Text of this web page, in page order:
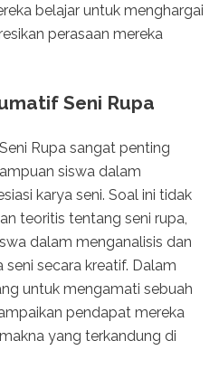
belajar untuk menghargai
perasaan mereka
Seni Rupa
Rupa sangat penting
siswa dalam
karya seni. Soal ini tidak
teoritis tentang seni rupa,
dalam menganalisis dan
secara kreatif. Dalam
untuk mengamati sebuah
pendapat mereka
yang terkandung di